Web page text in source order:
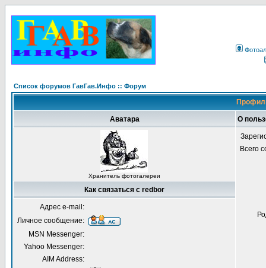
Список форумов ГавГав.Инфо :: Форум
Аватара О
Хранитель фотогалереи
Всего
Как связаться с redbor
Адрес e-mail:
Личное сообщение:
MSN Messenger:
Yahoo Messenger:
AIM Address: